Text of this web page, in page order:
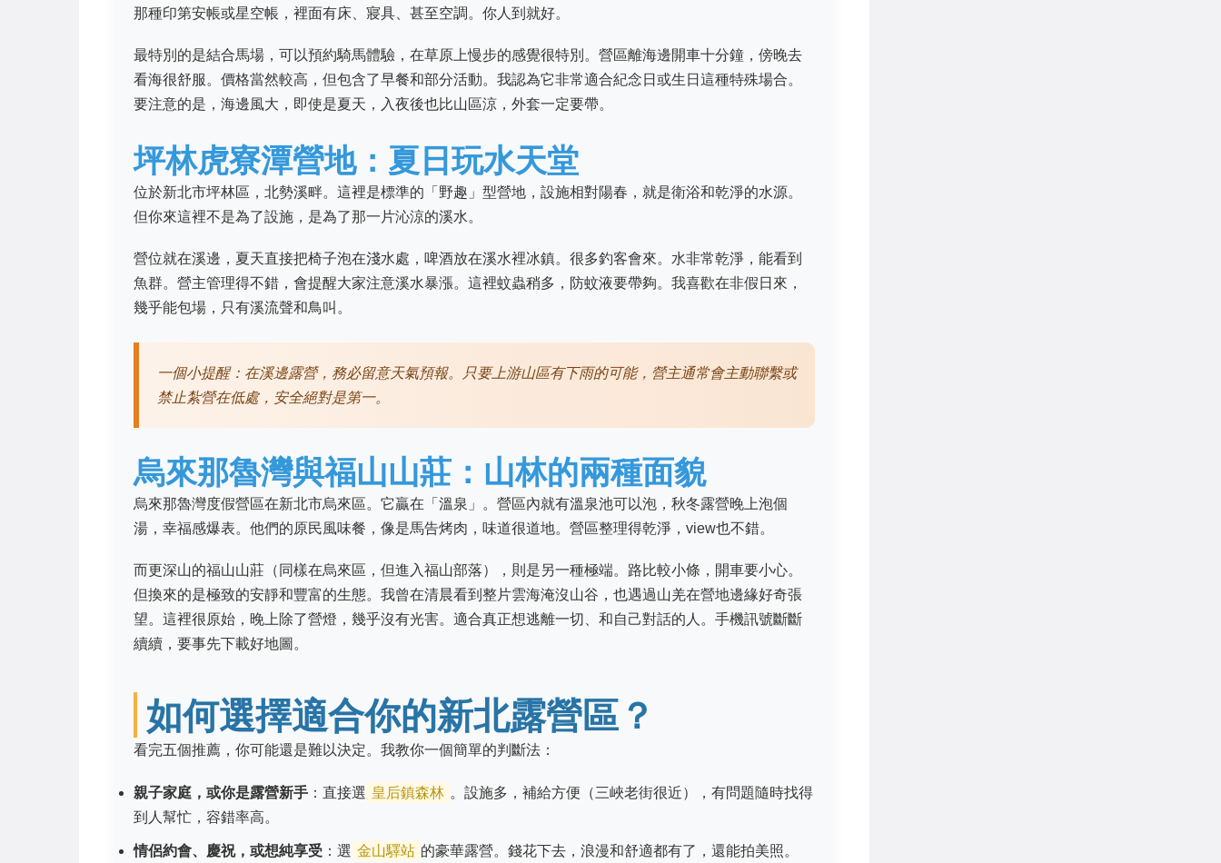
那種印第安帳或星空帳，裡面有床、寢具、甚至空調。你人到就好。
最特別的是結合馬場，可以預約騎馬體驗，在草原上慢步的感覺很特別。營區離海邊開車十分鐘，傍晚去
看海很舒服。價格當然較高，但包含了早餐和部分活動。我認為它非常適合紀念日或生日這種特殊場合。
要注意的是，海邊風大，即使是夏天，入夜後也比山區涼，外套一定要帶。
坪林虎寮潭營地：夏日玩水天堂
位於新北市坪林區，北勢溪畔。這裡是標準的「野趣」型營地，設施相對陽春，就是衛浴和乾淨的水源。
但你來這裡不是為了設施，是為了那一片沁涼的溪水。
營位就在溪邊，夏天直接把椅子泡在淺水處，啤酒放在溪水裡冰鎮。很多釣客會來。水非常乾淨，能看到
魚群。營主管理得不錯，會提醒大家注意溪水暴漲。這裡蚊蟲稍多，防蚊液要帶夠。我喜歡在非假日來，
幾乎能包場，只有溪流聲和鳥叫。
一個小提醒：在溪邊露營，務必留意天氣預報。只要上游山區有下雨的可能，營主通常會主動聯繫或
禁止紮營在低處，安全絕對是第一。
烏來那魯灣與福山山莊：山林的兩種面貌
烏來那魯灣度假營區在新北市烏來區。它贏在「溫泉」。營區內就有溫泉池可以泡，秋冬露營晚上泡個
湯，幸福感爆表。他們的原民風味餐，像是馬告烤肉，味道很道地。營區整理得乾淨，view也不錯。
而更深山的福山山莊（同樣在烏來區，但進入福山部落），則是另一種極端。路比較小條，開車要小心。
但換來的是極致的安靜和豐富的生態。我曾在清晨看到整片雲海淹沒山谷，也遇過山羌在營地邊緣好奇張
望。這裡很原始，晚上除了營燈，幾乎沒有光害。適合真正想逃離一切、和自己對話的人。手機訊號斷斷
續續，要事先下載好地圖。
如何選擇適合你的新北露營區？
看完五個推薦，你可能還是難以決定。我教你一個簡單的判斷法：
親子家庭，或你是露營新手 ：直接選 皇后鎮森林 。設施多，補給方便（三峽老街很近），有問題隨時找得
到人幫忙，容錯率高。
情侶約會、慶祝，或想純享受 ：選 金山驛站 的豪華露營。錢花下去，浪漫和舒適都有了，還能拍美照。